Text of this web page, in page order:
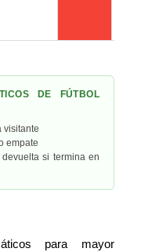
DE FÚTBOL
visitante
empate
si termina en
para mayor